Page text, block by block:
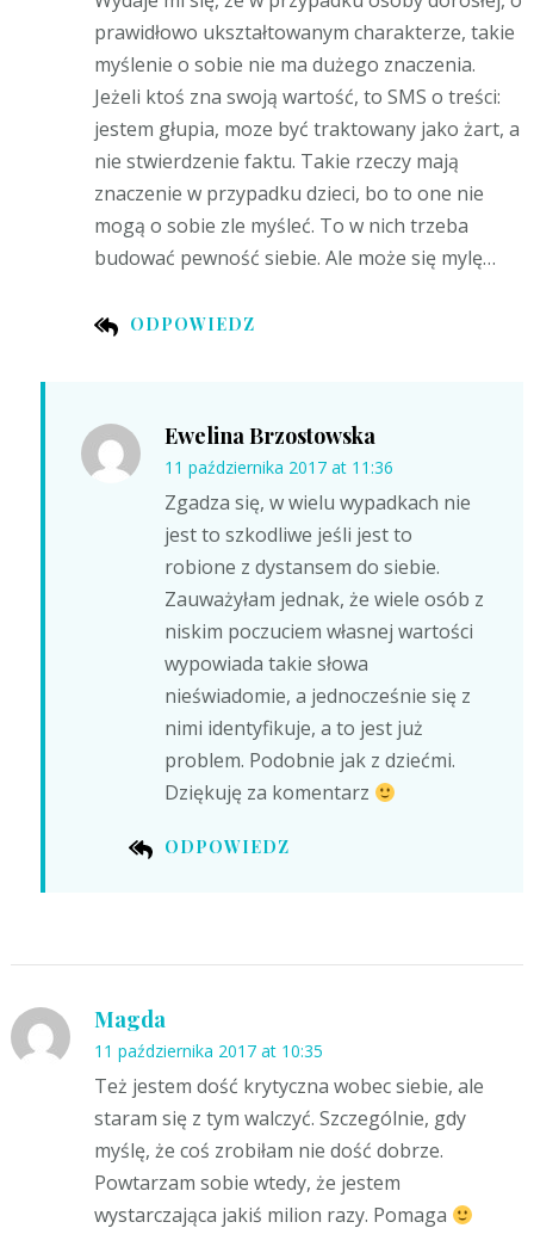
ODPOWIEDZ
prawidłowo ukształtowanym charakterze, takie
myślenie o sobie nie ma dużego znaczenia.
Jeżeli ktoś zna swoją wartość, to SMS o treści:
jestem głupia, moze być traktowany jako żart, a
nie stwierdzenie faktu. Takie rzeczy mają
znaczenie w przypadku dzieci, bo to one nie
mogą o sobie zle myśleć. To w nich trzeba
budować pewność siebie. Ale może się mylę…
Ewelina Brzostowska
11 października 2017 at 11:36
ODPOWIEDZ
Zgadza się, w wielu wypadkach nie
jest to szkodliwe jeśli jest to
robione z dystansem do siebie.
Zauważyłam jednak, że wiele osób z
niskim poczuciem własnej wartości
wypowiada takie słowa
nieświadomie, a jednocześnie się z
nimi identyfikuje, a to jest już
problem. Podobnie jak z dziećmi.
Dziękuję za komentarz
Magda
11 października 2017 at 10:35
Też jestem dość krytyczna wobec siebie, ale
staram się z tym walczyć. Szczególnie, gdy
myślę, że coś zrobiłam nie dość dobrze.
Powtarzam sobie wtedy, że jestem
wystarczająca jakiś milion razy. Pomaga